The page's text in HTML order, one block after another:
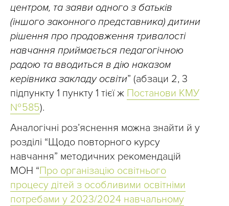
центром, та заяви одного з батьків
(іншого законного представника) дитини
рішення про продовження тривалості
навчання приймається педагогічною
радою та вводиться в дію наказом
керівника закладу освіти” (абзаци 2, 3
підпункту 1 пункту 1 тієї ж Постанови КМУ
№ 585).
Аналогічні роз’яснення можна знайти й у
розділі “Щодо повторного курсу
навчання” методичних рекомендацій
МОН “Про організацію освітнього
процесу дітей з особливими освітніми
потребами у 2023/2024 навчальному